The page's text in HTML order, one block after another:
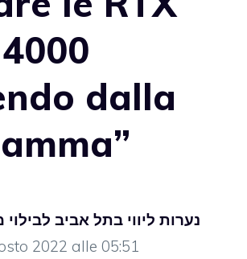
dalla
נערות ליווי בתל אביב
2022 alle 05:51